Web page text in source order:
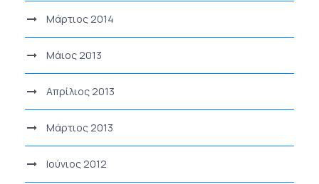
Μάρτιος 2014
Μάιος 2013
Απρίλιος 2013
Μάρτιος 2013
Ιούνιος 2012